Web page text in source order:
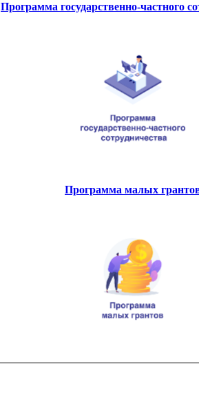
Программа государственно-частного
Программа малых